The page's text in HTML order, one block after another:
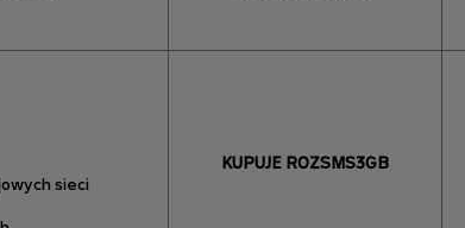
sieci
KUPUJE ROZSMS3GB